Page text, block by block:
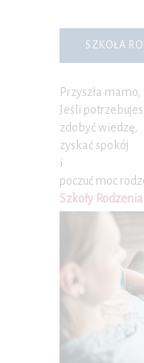
SZKOŁA
Przyszła mamo,
Jeśli
zdobyć wiedzę,
zyskać spokój
i
poczuć moc
Szkoły